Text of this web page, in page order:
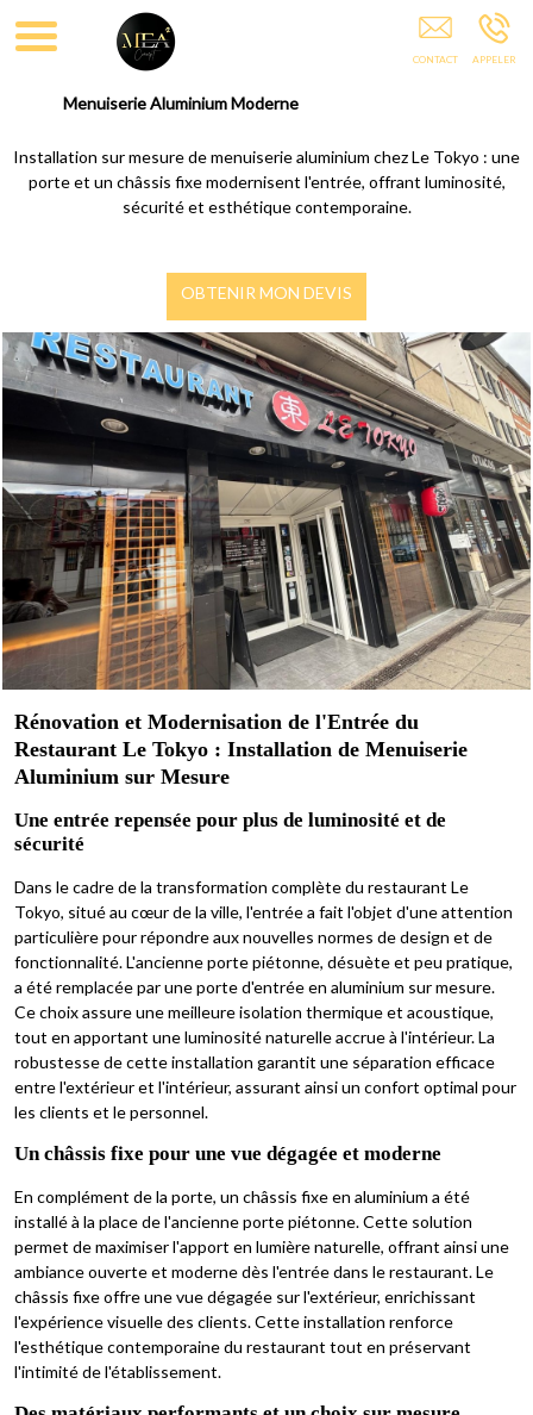
Menuiserie Aluminium Moderne
Installation sur mesure de menuiserie aluminium chez Le Tokyo : une
porte et un châssis fixe modernisent l'entrée, offrant luminosité,
sécurité et esthétique contemporaine.
OBTENIR MON DEVIS
Rénovation et Modernisation de l'Entrée du
Restaurant Le Tokyo : Installation de Menuiserie
Aluminium sur Mesure
Une entrée repensée pour plus de luminosité et de
sécurité
Dans le cadre de la transformation complète du restaurant Le
Tokyo, situé au cœur de la ville, l'entrée a fait l'objet d'une attention
particulière pour répondre aux nouvelles normes de design et de
fonctionnalité. L'ancienne porte piétonne, désuète et peu pratique,
a été remplacée par une porte d'entrée en aluminium sur mesure.
Ce choix assure une meilleure isolation thermique et acoustique,
tout en apportant une luminosité naturelle accrue à l'intérieur. La
robustesse de cette installation garantit une séparation efficace
entre l'extérieur et l'intérieur, assurant ainsi un confort optimal pour
les clients et le personnel.
Un châssis fixe pour une vue dégagée et moderne
En complément de la porte, un châssis fixe en aluminium a été
installé à la place de l'ancienne porte piétonne. Cette solution
permet de maximiser l'apport en lumière naturelle, offrant ainsi une
ambiance ouverte et moderne dès l'entrée dans le restaurant. Le
châssis fixe offre une vue dégagée sur l'extérieur, enrichissant
l'expérience visuelle des clients. Cette installation renforce
l'esthétique contemporaine du restaurant tout en préservant
l'intimité de l'établissement.